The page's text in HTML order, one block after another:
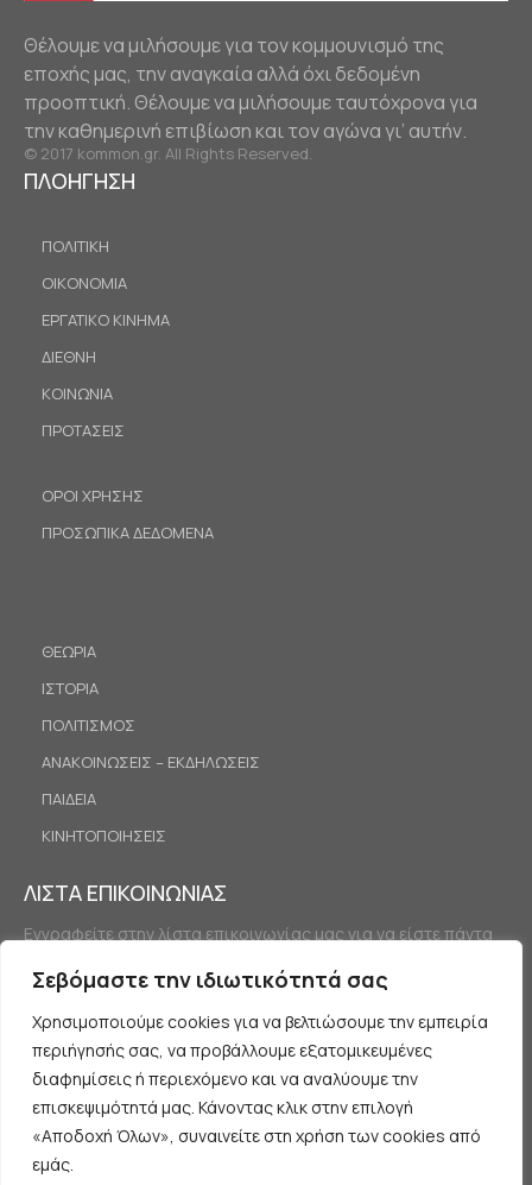
Σεβόμαστε την ιδιωτικότητά σας
Χρησιμοποιούμε cookies για να βελτιώσουμε την εμπειρία
περιήγησής σας, να προβάλλουμε εξατομικευμένες
διαφημίσεις ή περιεχόμενο και να αναλύουμε την
επισκεψιμότητά μας. Κάνοντας κλικ στην επιλογή
«Αποδοχή Όλων», συναινείτε στη χρήση των cookies από
εμάς.
Θέλουμε να μιλήσουμε για τον κομμουνισμό της
εποχής μας, την αναγκαία αλλά όχι δεδομένη
προοπτική. Θέλουμε να μιλήσουμε ταυτόχρονα για
την καθημερινή επιβίωση και τον αγώνα γι’ αυτήν.
© 2017 kommon.gr. All Rights Reserved.
ΠΛΟΗΓΗΣΗ
ΠΟΛΙΤΙΚΗ
ΟΙΚΟΝΟΜΙΑ
ΕΡΓΑΤΙΚΟ ΚΙΝΗΜΑ
ΔΙΕΘΝΗ
ΚΟΙΝΩΝΙΑ
ΠΡΟΤΑΣΕΙΣ
ΟΡΟΙ ΧΡΗΣΗΣ
ΠΡΟΣΩΠΙΚΑ ΔΕΔΟΜΕΝΑ
ΘΕΩΡΙΑ
ΙΣΤΟΡΙΑ
ΠΟΛΙΤΙΣΜΟΣ
ΑΝΑΚΟΙΝΩΣΕΙΣ – ΕΚΔΗΛΩΣΕΙΣ
ΠΑΙΔΕΙΑ
ΚΙΝΗΤΟΠΟΙΗΣΕΙΣ
ΛΙΣΤΑ ΕΠΙΚΟΙΝΩΝΙΑΣ
Εγγραφείτε στην λίστα επικοινωνίας μας για να είστε πάντα
Εγγραφή